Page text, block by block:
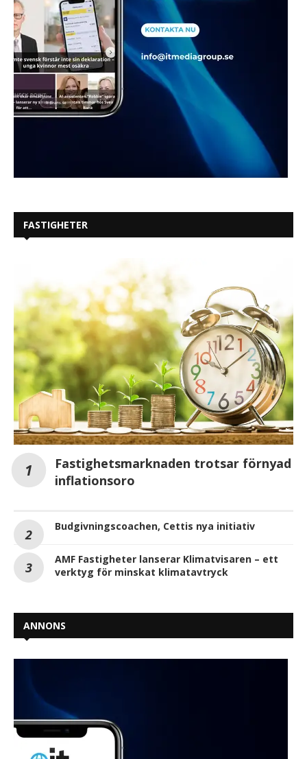
FASTIGHETER
Fastighetsmarknaden trotsar förnyad
inflationsoro
Budgivningscoachen, Cettis nya initiativ
AMF Fastigheter lanserar Klimatvisaren – ett
verktyg för minskat klimatavtryck
ANNONS